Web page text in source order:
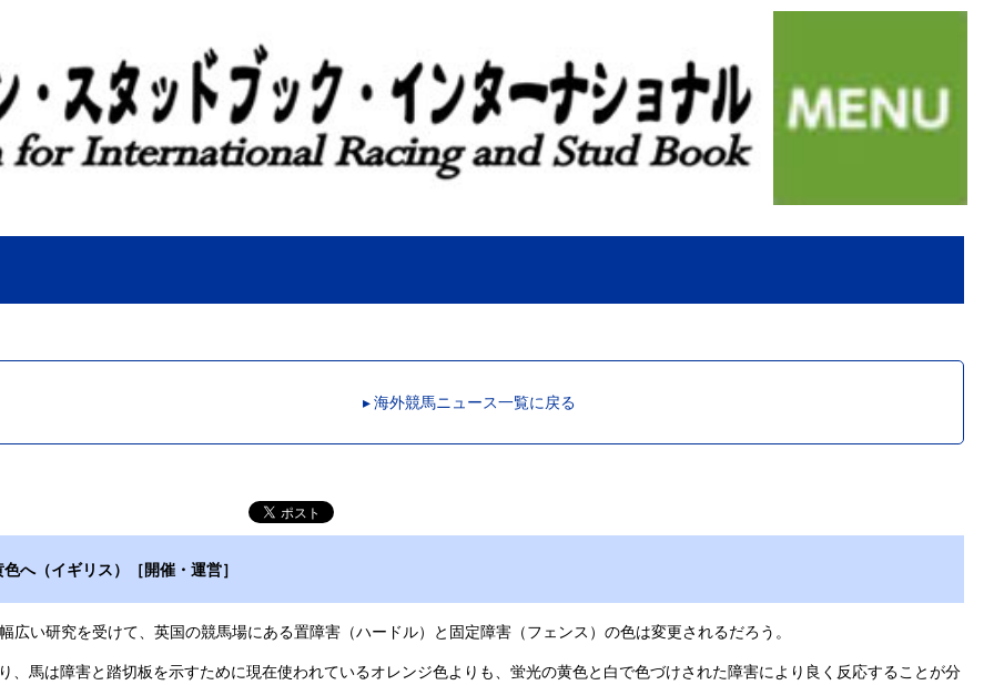
▸ 海外競馬ニュース一覧に戻る
へ（イギリス）［開催・運営］
い研究を受けて、英国の競馬場にある置障害（ハードル）と固定障害（フェンス）の色は変更されるだろう。
馬は障害と踏切板を示すために現在使われているオレンジ色よりも、蛍光の黄色と白で色づけされた障害により良く反応することが分